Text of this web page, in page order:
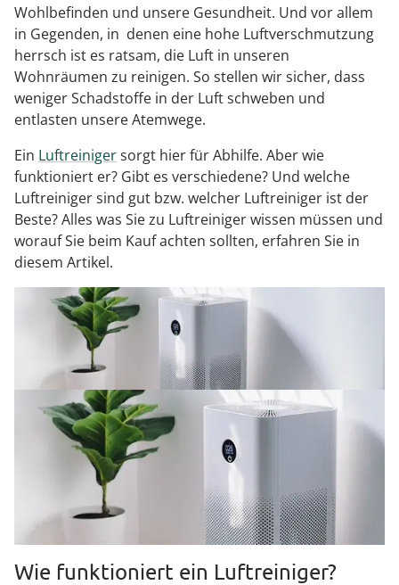
Gartenmöbel Sets &
Lounges
Gartenbeleuchtung
‎ Mehr entdecken
Küchengeräte
Küchentextilien
Küchenhelfer
‎ Mehr entdecken
Tortenplatten
Heimwerken
Insektenschutz
Nähzubehör
Haushaltshelfer
‎ Mehr entdecken
Schubladenorganizer
Schrankorganizer
Schuhstapler
Büro
Dekoration
Uhren & Wecker
Heimtextilien
‎ Mehr entdecken
Schrankorganizer
Schubladenorganizer
Grabschmuck
Grills & Grillzubehör
Pflanzenshop
Pflanzzubehör
‎ Mehr entdecken
LED-Leuchten
Wetterstationen
Damenunterwäsche
Herrenaccessoires
Herrenbekleidung
‎ Mehr entdecken
Regenschirme
Taschen
Schmuck & Uhren
Gesundheitsartikel
Infektionsschutz
Inkontinenzartikel
‎ Mehr entdecken
Bett-Aufstehhilfen
Ess- & Trinkhilfen
Hörhilfen
Sehhilfen
‎ Mehr entdecken
Geschenke für Kinder
Geschenke für Männer
Geschenke nach
Themen
Geschenkgutscheine
‎ Mehr entdecken
Wohlbefinden und unsere Gesundheit. Und vor allem
in Gegenden, in denen eine hohe Luftverschmutzung
herrsch ist es ratsam, die Luft in unseren
Wohnräumen zu reinigen. So stellen wir sicher, dass
weniger Schadstoffe in der Luft schweben und
entlasten unsere Atemwege.
Ein Luftreinigersorgt hier für Abhilfe. Aber wie
funktioniert er? Gibt es verschiedene? Und welche
Luftreiniger sind gut bzw. welcher Luftreiniger ist der
Beste? Alles was Sie zu Luftreiniger wissen müssen und
worauf Sie beim Kauf achten sollten, erfahren Sie in
diesem Artikel.
Wie funktioniert ein Luftreiniger?